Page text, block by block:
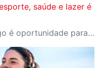
saúde e lazer é
A campanha Convide um Amigo é oportunidade para reunir amigos para aproveitar juntos toda estrutura da unidade SESI-SP mais próxima. Os benefícios para clientes e convidados estão no regulamento